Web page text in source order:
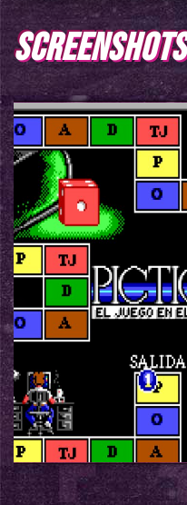
SCREENSHOTS